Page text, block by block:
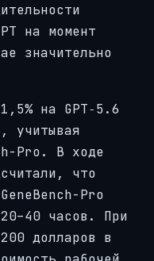
на момент
значительно
на GPT‑5.6
учитывая
Pro. В ходе
что
Pro
часов. При
долларов в